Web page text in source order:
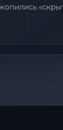
копились